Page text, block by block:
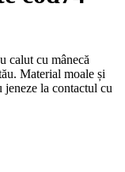
calut cu mânecă
Material moale și
jeneze la contactul cu